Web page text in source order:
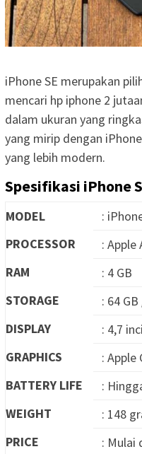
iPhone SE merupakan
mencari hp iphone 2
dalam ukuran yang
yang mirip dengan
yang lebih modern.
Spesifikasi iPhone
MODEL
:
PROCESSOR
: Apple
RAM
: 4 GB
STORAGE
: 64
DISPLAY
: 4,7
GRAPHICS
: Apple
BATTERY LIFE
:
WEIGHT
: 148
PRICE
: Mulai